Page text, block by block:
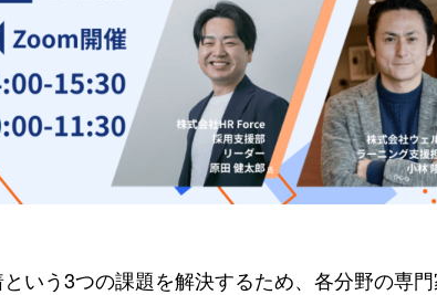
いう3つの課題を解決するため、各分野の専